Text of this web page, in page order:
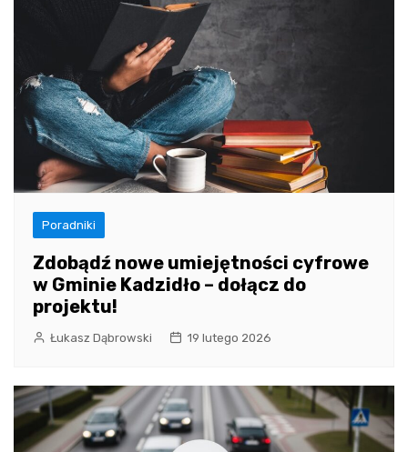
Poradniki
Zdobądź nowe umiejętności cyfrowe
w Gminie Kadzidło – dołącz do
projektu!
Łukasz Dąbrowski 19 lutego 2026